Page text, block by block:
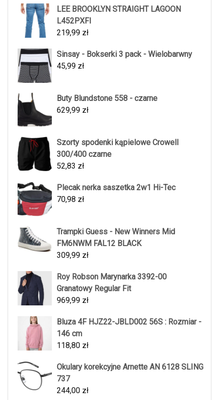
LEE BROOKLYN STRAIGHT LAGOON
L452PXFI
219,99 zł
Sinsay - Bokserki 3 pack - Wielobarwny
45,99 zł
Buty Blundstone 558 - czarne
629,99 zł
Szorty spodenki kąpielowe Crowell
300/400 czarne
52,83 zł
Plecak nerka saszetka 2w1 Hi-Tec
70,98 zł
Trampki Guess - New Winners Mid
FM6NWM FAL12 BLACK
309,99 zł
Roy Robson Marynarka 3392-00
Granatowy Regular Fit
969,99 zł
Bluza 4F HJZ22-JBLD002 56S : Rozmiar -
146 cm
118,80 zł
Okulary korekcyjne Arnette AN 6128 SLING
737
244,00 zł